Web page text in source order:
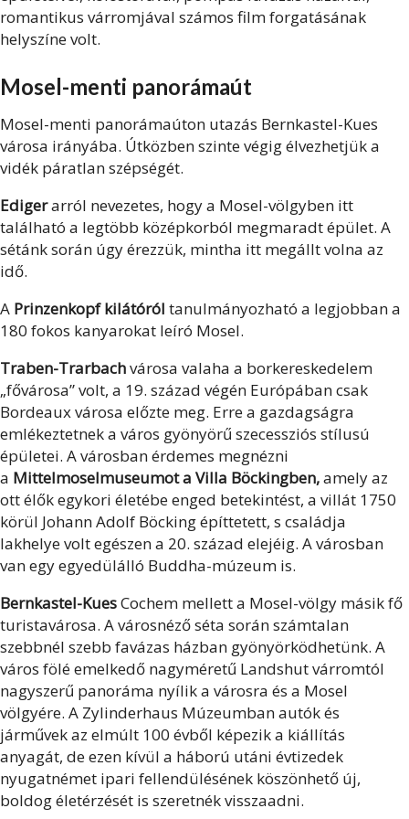
romantikus várromjával számos film forgatásának
helyszíne volt.
Mosel-menti panorámaút
Mosel-menti panorámaúton utazás Bernkastel-Kues
városa irányába. Útközben szinte végig élvezhetjük a
vidék páratlan szépségét.
Edigerarról nevezetes, hogy a Mosel-völgyben itt
található a legtöbb középkorból megmaradt épület. A
sétánk során úgy érezzük, mintha itt megállt volna az
idő.
A Prinzenkopf kilátóról tanulmányozható a legjobban a
180 fokos kanyarokat leíró Mosel.
Traben-Trarbachvárosa valaha a borkereskedelem
„fővárosa” volt, a 19. század végén Európában csak
Bordeaux városa előzte meg. Erre a gazdagságra
emlékeztetnek a város gyönyörű szecessziós stílusú
épületei. A városban érdemes megnézni
a Mittelmoselmuseumot a Villa Böckingben,amely az
ott élők egykori életébe enged betekintést, a villát 1750
körül Johann Adolf Böcking építtetett, s családja
lakhelye volt egészen a 20. század elejéig. A városban
van egy egyedülálló Buddha-múzeum is.
Bernkastel-KuesCochem mellett a Mosel-völgy másik fő
turistavárosa. A városnéző séta során számtalan
szebbnél szebb favázas házban gyönyörködhetünk. A
város fölé emelkedő nagyméretű Landshut várromtól
nagyszerű panoráma nyílik a városra és a Mosel
völgyére. A Zylinderhaus Múzeumban autók és
járművek az elmúlt 100 évből képezik a kiállítás
anyagát, de ezen kívül a háború utáni évtizedek
nyugatnémet ipari fellendülésének köszönhető új,
boldog életérzését is szeretnék visszaadni.